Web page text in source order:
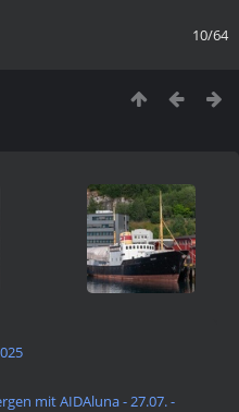
10/64
mit AIDAluna - 27.07. -